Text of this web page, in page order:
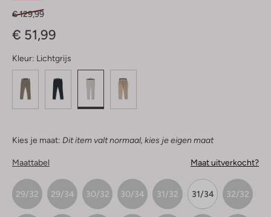
€ 129,99
€ 51,99
Kleur: Lichtgrijs
Kies je maat: Dit item valt normaal, kies je eigen maat
Maattabel Maat uitverkocht?
29/32 29/34 30/32 30/34 31/32 31/34 32/32